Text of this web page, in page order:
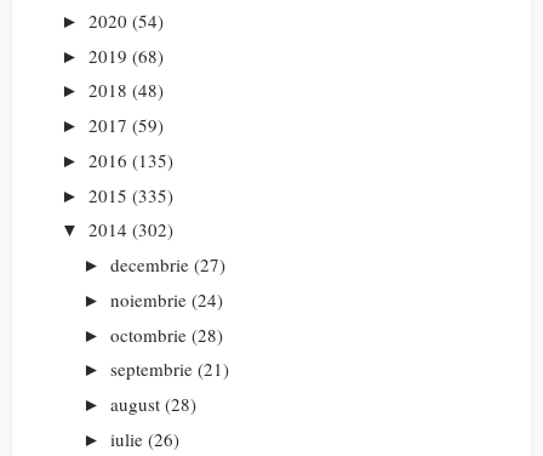
► 2020 (54)
► 2019 (68)
► 2018 (48)
► 2017 (59)
► 2016 (135)
► 2015 (335)
▼ 2014 (302)
► decembrie (27)
► noiembrie (24)
► octombrie (28)
► septembrie (21)
► august (28)
► iulie (26)